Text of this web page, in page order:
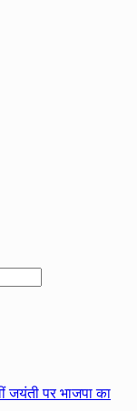
जयंती पर भाजपा का